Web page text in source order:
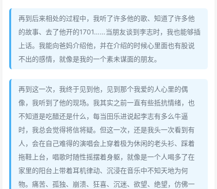
再到后来相处的过程中，我听了许多他的歌、知道了许多他
的故事、去了他开的1701……当朋友谈到李志时，我也能够插
上话。我能向爸妈介绍他，并在介绍的时候心里面也有股说
不出的感情，就像是我的一个素未谋面的朋友。
再到这一次，我终于见到他，见到那个我爱的人心里的偶
像，我听到了他的现场。我其实之前一直有些抵抗情绪，也
不知道是吃醋还是什么，每当田乐进说起李志有多么牛逼
时，我总会觉得将信将疑。但这一次，还是我头一次看到有
人，会在自己难得的演唱会上穿着极为休闲的老头衫、踩着
拖鞋上台，唱歌时随性摇摆着身躯，就像是一个人喝多了在
家里的阳台上带着耳机律动、沉浸在音乐中不知天地为何
物。痛苦、孤独、崩溃、狂喜、沉迷、欲望、绝望，仿佛一